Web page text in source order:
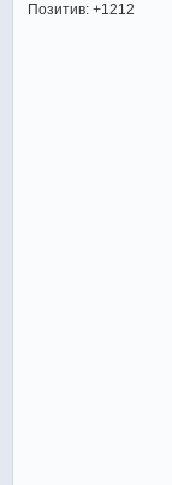
Позитив: +1212